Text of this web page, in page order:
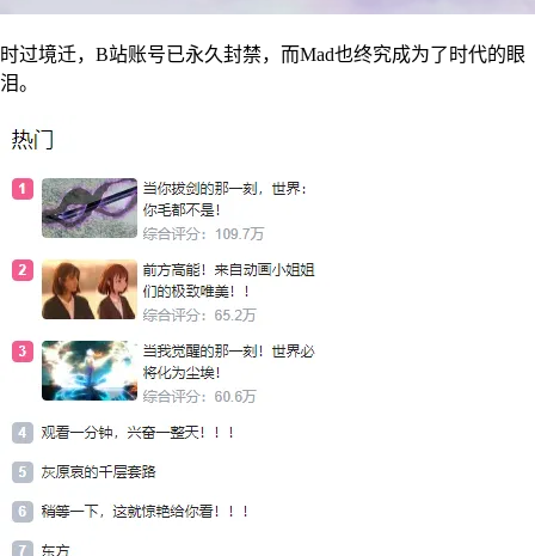
时过境迁，B站账号已永久封禁，而Mad也终究成为了时代的眼
泪。